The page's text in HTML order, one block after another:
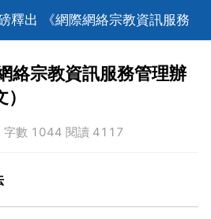
釋出 《網際網絡宗教資訊服務
）
絡宗教資訊服務管理辦
數 1044 閱讀 4117